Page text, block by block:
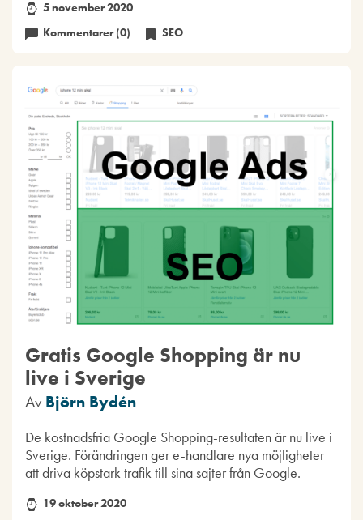
5 november 2020
Kommentarer (0)
SEO
Gratis Google Shopping är nu
live i Sverige
Av Björn Bydén
De kostnadsfria Google Shopping-resultaten är nu live i
Sverige. Förändringen ger e-handlare nya möjligheter
att driva köpstark trafik till sina sajter från Google.
19 oktober 2020